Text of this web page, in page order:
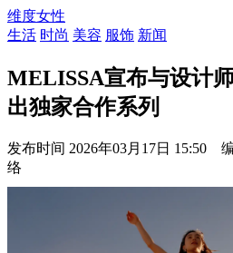
维度女性
生活 时尚 美容 服饰 新闻
MELISSA宣布与设计
出独家合作系列
发布时间 2026年03月17日 15:50
络